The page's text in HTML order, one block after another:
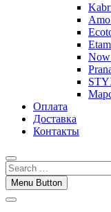
Оплата
Доставка
Контакты
Menu Button